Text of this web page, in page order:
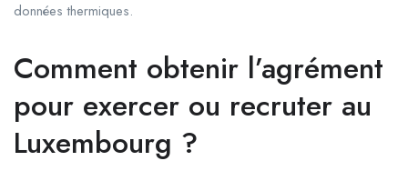
données thermiques.
Comment obtenir l’agrément
pour exercer ou recruter au
Luxembourg ?